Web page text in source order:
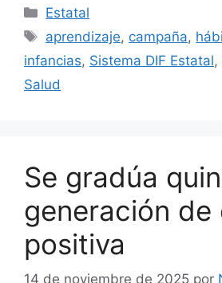
Categorías
Estatal
Etiquetas
aprendizaje, campaña,
infancias, Sistema DIF Estatal,
Salud
Se gradúa
generación de
positiva
14 de noviembre de 2025 por